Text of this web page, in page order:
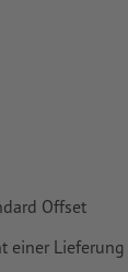
Offset
einer